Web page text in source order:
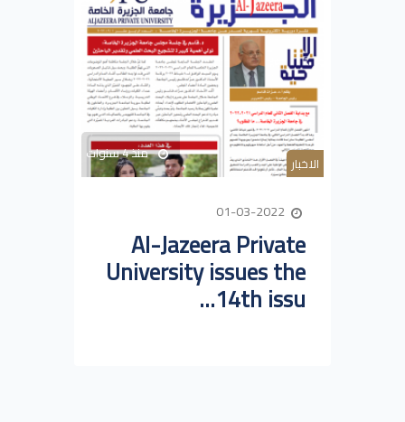
الاخبار منذ 4 سنوات
Al-Jazeera Private
University issues the
14th issu...